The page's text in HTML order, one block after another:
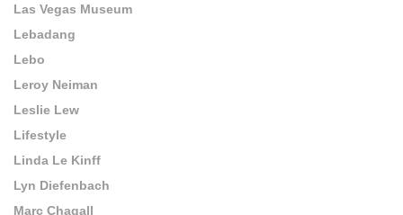
Las Vegas Museum
Lebadang
Lebo
Leroy Neiman
Leslie Lew
Lifestyle
Linda Le Kinff
Lyn Diefenbach
Marc Chagall